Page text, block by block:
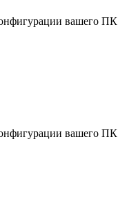
вашего ПК
вашего ПК